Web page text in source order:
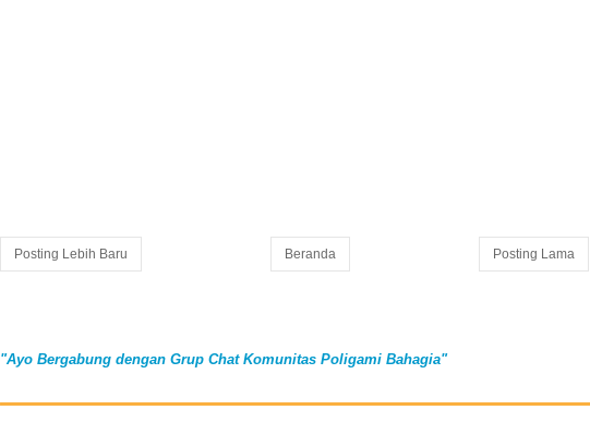
Posting Lebih Baru Posting Lama
Beranda
"Ayo Bergabung dengan Grup Chat Komunitas Poligami Bahagia"